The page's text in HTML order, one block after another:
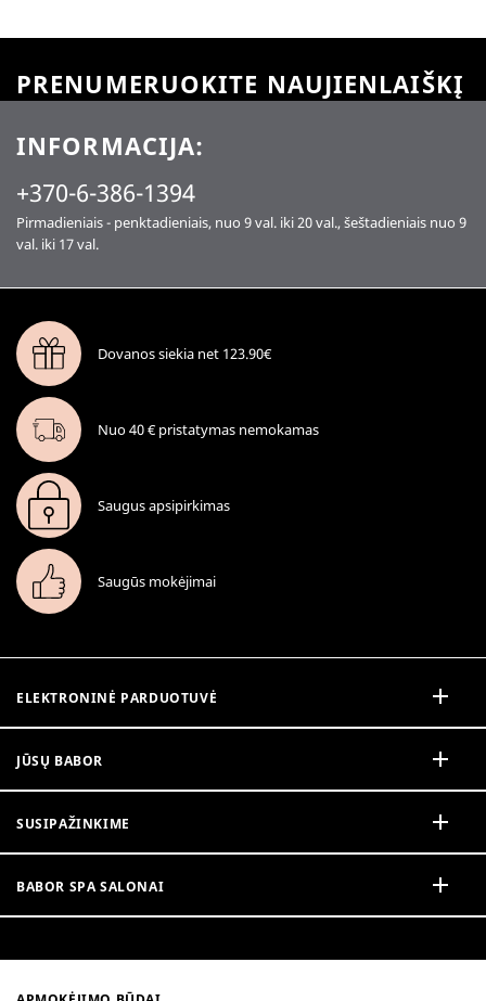
PRENUMERUOKITE NAUJIENLAIŠKĮ
INFORMACIJA:
+370-6-386-1394
Pirmadieniais - penktadieniais, nuo 9 val. iki 20 val., šeštadieniais nuo 9
val. iki 17 val.
Dovanos siekia net 123.90€
Nuo 40 € pristatymas nemokamas
Saugus apsipirkimas
Saugūs mokėjimai
ELEKTRONINĖ PARDUOTUVĖ
JŪSŲ BABOR
SUSIPAŽINKIME
BABOR SPA SALONAI